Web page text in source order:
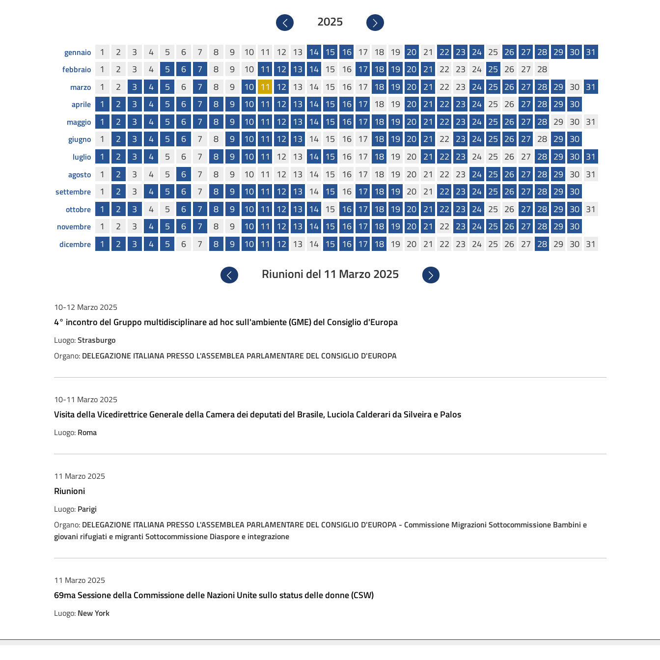
Precedente 2025 Successivo
gennaio 1 2 3 4 5 6 7 8 9 10 11 12 13 14 15 16 17 18 19 20 21 22 23 24 25 26 27 28 29 30 31
febbraio 1 2 3 4 5 6 7 8 9 10 11 12 13 14 15 16 17 18 19 20 21 22 23 24 25 26 27 28
marzo 1 2 3 4 5 6 7 8 9 10 11 12 13 14 15 16 17 18 19 20 21 22 23 24 25 26 27 28 29 30 31
aprile 1 2 3 4 5 6 7 8 9 10 11 12 13 14 15 16 17 18 19 20 21 22 23 24 25 26 27 28 29 30
maggio 1 2 3 4 5 6 7 8 9 10 11 12 13 14 15 16 17 18 19 20 21 22 23 24 25 26 27 28 29 30 31
giugno 1 2 3 4 5 6 7 8 9 10 11 12 13 14 15 16 17 18 19 20 21 22 23 24 25 26 27 28 29 30
luglio 1 2 3 4 5 6 7 8 9 10 11 12 13 14 15 16 17 18 19 20 21 22 23 24 25 26 27 28 29 30 31
agosto 1 2 3 4 5 6 7 8 9 10 11 12 13 14 15 16 17 18 19 20 21 22 23 24 25 26 27 28 29 30 31
settembre 1 2 3 4 5 6 7 8 9 10 11 12 13 14 15 16 17 18 19 20 21 22 23 24 25 26 27 28 29 30
ottobre 1 2 3 4 5 6 7 8 9 10 11 12 13 14 15 16 17 18 19 20 21 22 23 24 25 26 27 28 29 30 31
novembre 1 2 3 4 5 6 7 8 9 10 11 12 13 14 15 16 17 18 19 20 21 22 23 24 25 26 27 28 29 30
dicembre 1 2 3 4 5 6 7 8 9 10 11 12 13 14 15 16 17 18 19 20 21 22 23 24 25 26 27 28 29 30 31
Precedente Riunioni del 11 Marzo 2025 Successivo
10-12 Marzo 2025
4° incontro del Gruppo multidisciplinare ad hoc sull'ambiente (GME) del Consiglio d'Europa
Luogo:Strasburgo
Organo: DELEGAZIONE ITALIANA PRESSO L'ASSEMBLEA PARLAMENTARE DEL CONSIGLIO D'EUROPA
10-11 Marzo 2025
Visita della Vicedirettrice Generale della Camera dei deputati del Brasile, Luciola Calderari da Silveira e Palos
Luogo: Roma
11 Marzo 2025
Riunioni
Luogo: Parigi
Organo: DELEGAZIONE ITALIANA PRESSO L'ASSEMBLEA PARLAMENTARE DEL CONSIGLIO D'EUROPA - Commissione Migrazioni Sottocommissione Bambini e
giovani rifugiati e migranti Sottocommissione Diaspore e integrazione
11 Marzo 2025
69ma Sessione della Commissione delle Nazioni Unite sullo status delle donne (CSW)
Luogo: New York